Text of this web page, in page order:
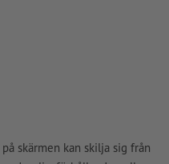
inte att tryckas
skärmen kan skilja sig från